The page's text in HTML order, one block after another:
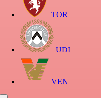
TOR
UDI
VEN